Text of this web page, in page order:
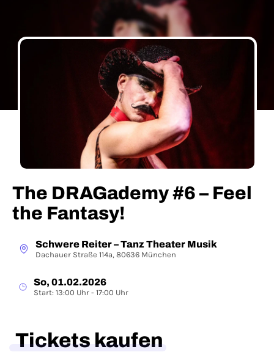
The DRAGademy #6 – Feel
the Fantasy!
Schwere Reiter – Tanz Theater Musik
Dachauer Straße 114a, 80636 München
So, 01.02.2026
Start: 13:00 Uhr - 17:00 Uhr
Tickets kaufen